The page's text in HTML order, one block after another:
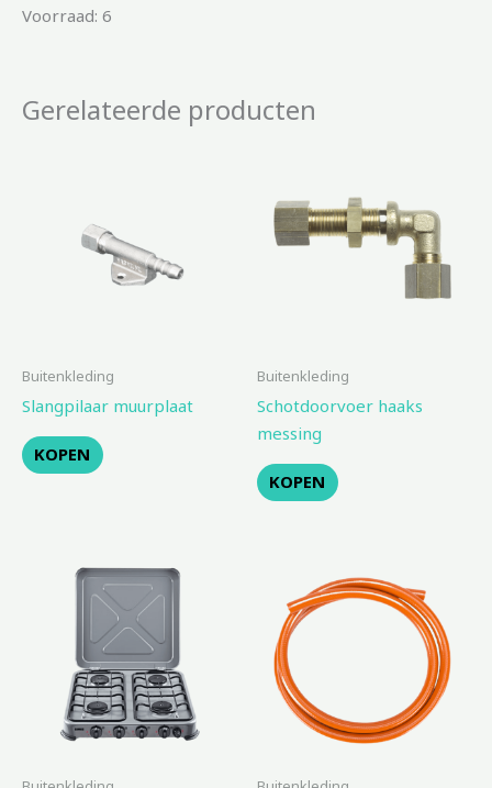
Voorraad: 6
Gerelateerde producten
Buitenkleding
Slangpilaar muurplaat
KOPEN
Buitenkleding
Schotdoorvoer haaks
messing
KOPEN